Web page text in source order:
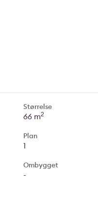
Størrelse
66 m2
Plan
1
Ombygget
-